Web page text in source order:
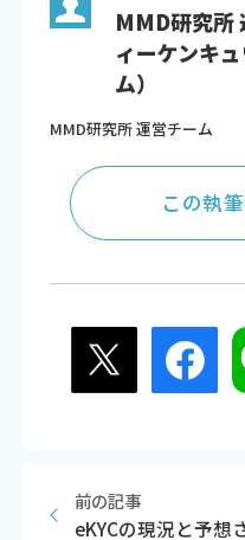
MMD研究所
ィーケンキ
ム）
MMD研究所 運営チーム
この執
前の記事
eKYCの現況と予想